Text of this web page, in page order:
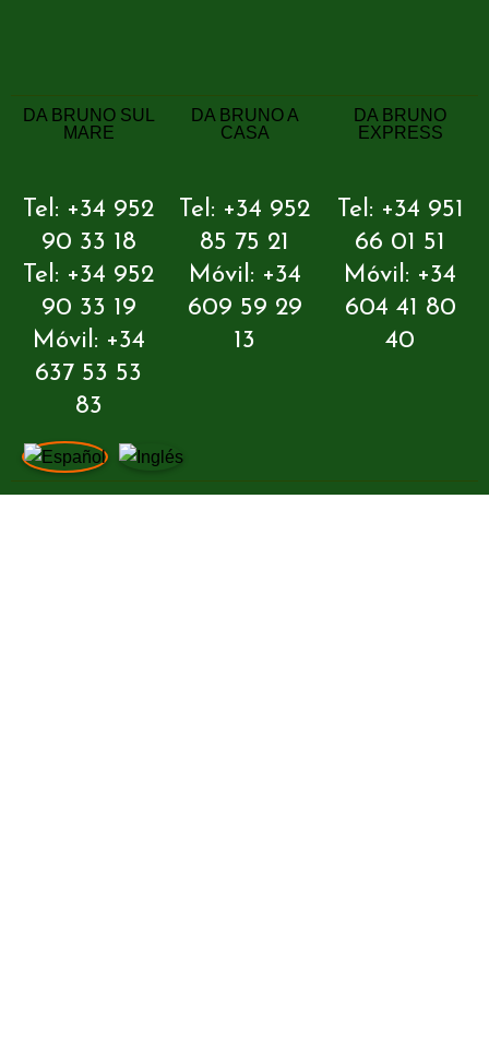
DA BRUNO SUL
MARE
Tel: +34 952
90 33 18
Tel: +34 952
90 33 19
Móvil: +34
637 53 53
83
DA BRUNO A
CASA
Tel: +34 952
85 75 21
Móvil: +34
609 59 29
13
DA BRUNO
EXPRESS
Tel: +34 951
66 01 51
Móvil: +34
604 41 80
40